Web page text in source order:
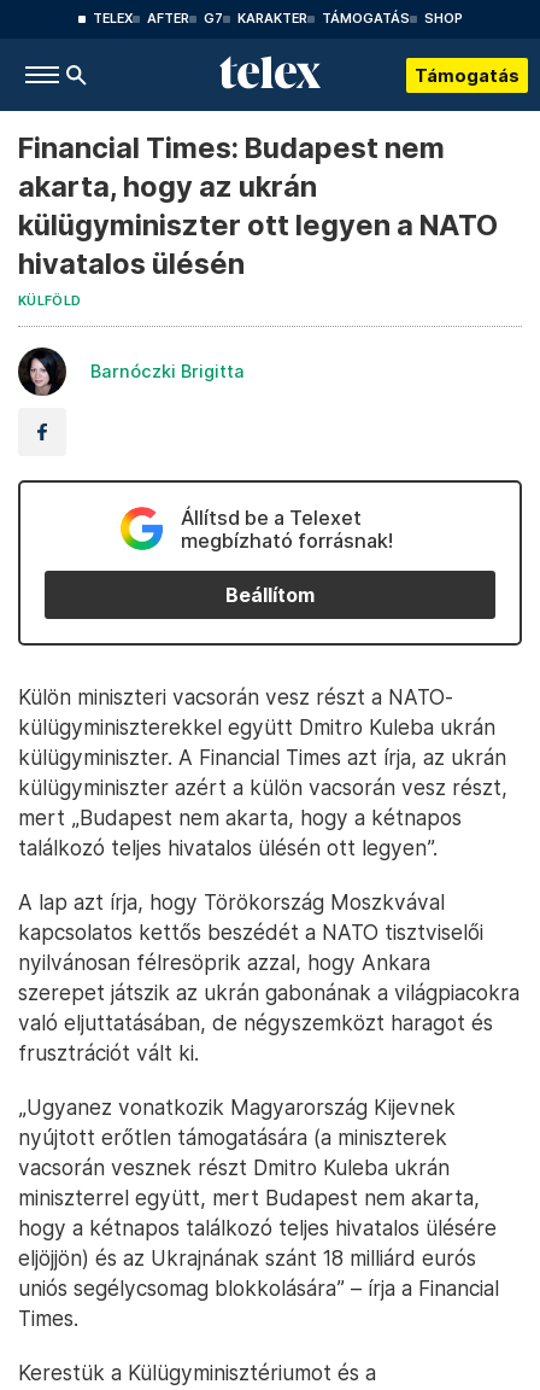
TELEX AFTER G7 KARAKTER TÁMOGATÁS SHOP
Támogatás
Financial Times: Budapest nem
akarta, hogy az ukrán
külügyminiszter ott legyen a NATO
hivatalos ülésén
KÜLFÖLD
Barnóczki Brigitta
Állítsd be a Telexet
megbízható forrásnak!
Beállítom
Külön miniszteri vacsorán vesz részt a NATO-
külügyminiszterekkel együtt Dmitro Kuleba ukrán
külügyminiszter. A Financial Times azt írja, az ukrán
külügyminiszter azért a külön vacsorán vesz részt,
mert „Budapest nem akarta, hogy a kétnapos
találkozó teljes hivatalos ülésén ott legyen”.
A lap azt írja, hogy Törökország Moszkvával
kapcsolatos kettős beszédét a NATO tisztviselői
nyilvánosan félresöprik azzal, hogy Ankara
szerepet játszik az ukrán gabonának a világpiacokra
való eljuttatásában, de négyszemközt haragot és
frusztrációt vált ki.
„Ugyanez vonatkozik Magyarország Kijevnek
nyújtott erőtlen támogatására (a miniszterek
vacsorán vesznek részt Dmitro Kuleba ukrán
miniszterrel együtt, mert Budapest nem akarta,
hogy a kétnapos találkozó teljes hivatalos ülésére
eljöjjön) és az Ukrajnának szánt 18 milliárd eurós
uniós segélycsomag blokkolására” – írja a Financial
Times.
Kerestük a Külügyminisztériumot és a